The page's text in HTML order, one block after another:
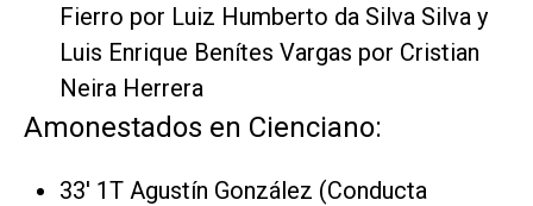
Fierro por Luiz Humberto da Silva Silva y
Luis Enrique Benítes Vargas por Cristian
Neira Herrera
Amonestados en Cienciano:
33' 1T Agustín González (Conducta